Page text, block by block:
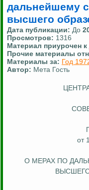
дальнейшему
высшего
Дата публикации: До
Просмотров: 1316
Материал приурочен к
Прочие материалы
Материалы за: Год
Автор: Мета Гость
от
О МЕРАХ ПО